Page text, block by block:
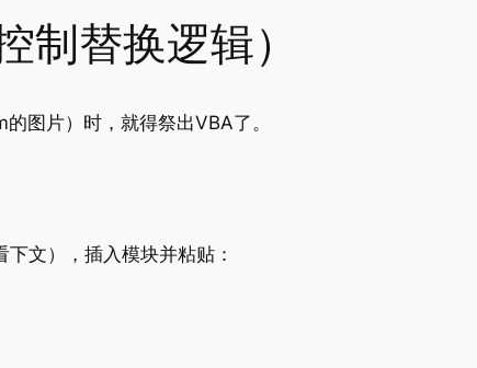
替换逻辑）
图片）时，就得祭出VBA了。
文），插入模块并粘贴：